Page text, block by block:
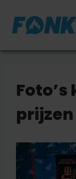
naar
inhoud
prijzen